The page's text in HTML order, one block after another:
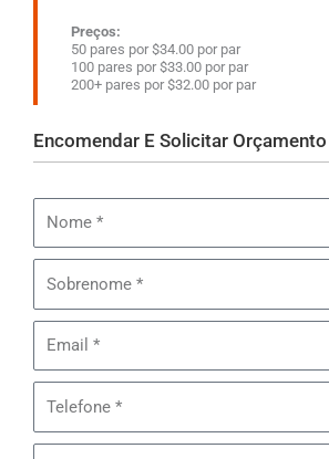
Preços:
50 pares por $34.00 por par
100 pares por $33.00 por par
200+ pares por $32.00 por par
Encomendar E Solicitar Orçamento